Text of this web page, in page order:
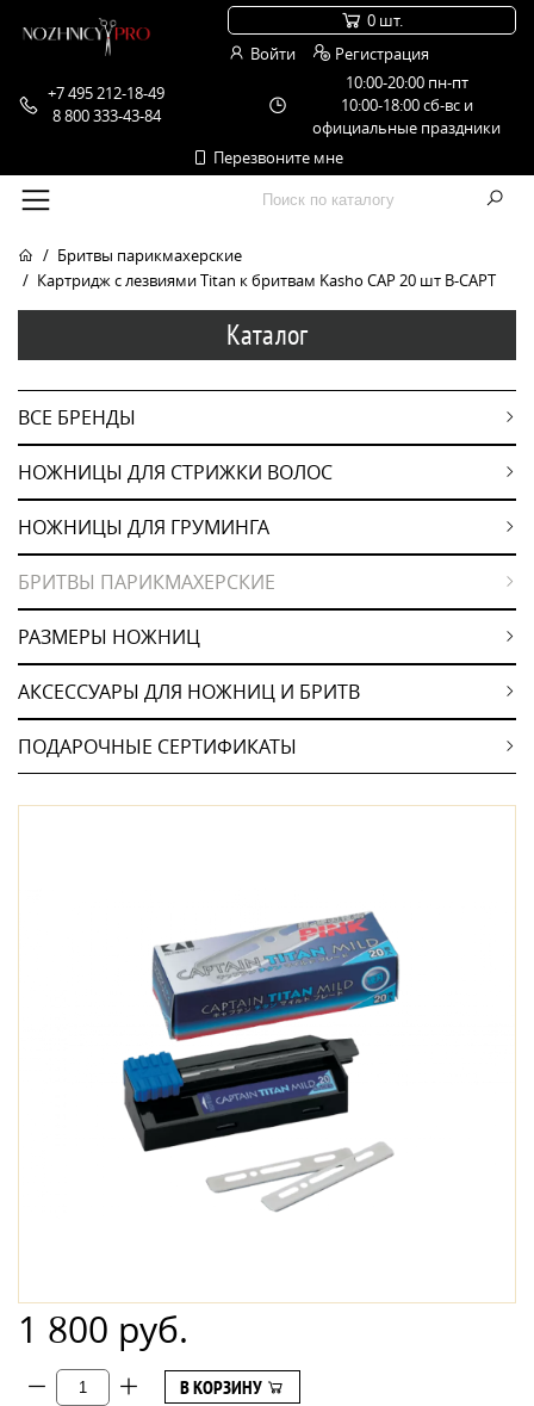
+7 495 212-18-49
8 800 333-43-84
10:00-20:00 пн-пт
10:00-18:00 сб-вс и
официальные праздники
Перезвоните мне
0 шт.
Войти
Регистрация
Бритвы парикмахерские
Картридж с лезвиями Titan к бритвам Kasho CAP 20 шт B-CAPT
Каталог
ВСЕ БРЕНДЫ
НОЖНИЦЫ ДЛЯ СТРИЖКИ ВОЛОС
НОЖНИЦЫ ДЛЯ ГРУМИНГА
БРИТВЫ ПАРИКМАХЕРСКИЕ
РАЗМЕРЫ НОЖНИЦ
АКСЕССУАРЫ ДЛЯ НОЖНИЦ И БРИТВ
ПОДАРОЧНЫЕ СЕРТИФИКАТЫ
1 800 руб.
В КОРЗИНУ